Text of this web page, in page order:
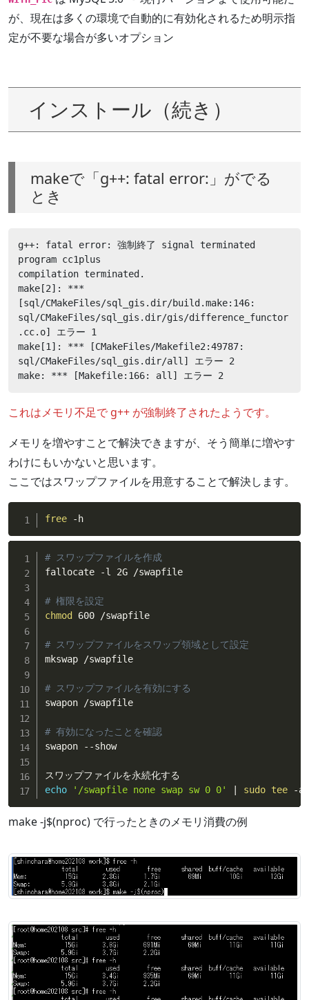
が、現在は多くの環境で自動的に有効化されるため明示指
定が不要な場合が多いオプション
インストール（続き）
makeで「g++: fatal error:」がでる
とき
g++: fatal error: 強制終了 signal terminated
program cc1plus
compilation terminated.
make[2]: ***
[sql/CMakeFiles/sql_gis.dir/build.make:146:
sql/CMakeFiles/sql_gis.dir/gis/difference_functor
.cc.o] エラー 1
make[1]: *** [CMakeFiles/Makefile2:49787:
sql/CMakeFiles/sql_gis.dir/all] エラー 2
make: *** [Makefile:166: all] エラー 2
これはメモリ不足で g++ が強制終了されたようです。
メモリを増やすことで解決できますが、そう簡単に増やす
わけにもいかないと思います。
ここではスワップファイルを用意することで解決します。
free -h
# スワップファイルを作成
fallocate -l 2G /swapfile
# 権限を設定
chmod 600 /swapfile
# スワップファイルをスワップ領域として設定
mkswap /swapfile
# スワップファイルを有効にする
swapon /swapfile
# 有効になったことを確認
swapon --show
echo
'/swapfile none swap sw 0 0' | sudo tee -a
make -j$(nproc) で行ったときのメモリ消費の例